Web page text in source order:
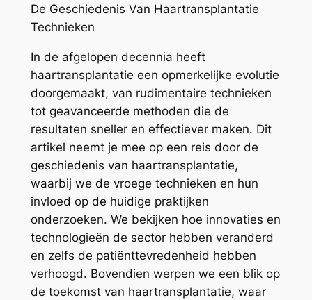
De Geschiedenis Van Haartransplantatie
Technieken
In de afgelopen decennia heeft
haartransplantatie een opmerkelijke evolutie
doorgemaakt, van rudimentaire technieken
tot geavanceerde methoden die de
resultaten sneller en effectiever maken. Dit
artikel neemt je mee op een reis door de
geschiedenis van haartransplantatie,
waarbij we de vroege technieken en hun
invloed op de huidige praktijken
onderzoeken. We bekijken hoe innovaties en
technologieën de sector hebben veranderd
en zelfs de patiënttevredenheid hebben
verhoogd. Bovendien werpen we een blik op
de toekomst van haartransplantatie, waar